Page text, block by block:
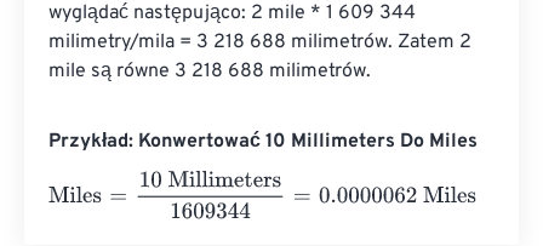
wyglądać następująco: 2 mile * 1 609 344
milimetry/mila = 3 218 688 milimetrów. Zatem 2
mile są równe 3 218 688 milimetrów.
Przykład: Konwertować 10 Millimeters Do Miles
Miles
10 Millimeters1609344 0.0000062 Miles